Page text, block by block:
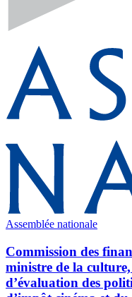
Assemblée nationale
Commission des
ministre de la
d’évaluation des